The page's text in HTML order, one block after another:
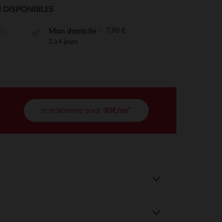
DISPONIBLES
Mon domicile 7,90 €
2 à 4 jours
je m'abonne pour 30€/an*